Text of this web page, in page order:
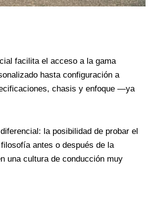
facilita el acceso a la gama
hasta configuración a
chasis y enfoque —ya
la posibilidad de probar el
antes o después de la
una cultura de conducción muy